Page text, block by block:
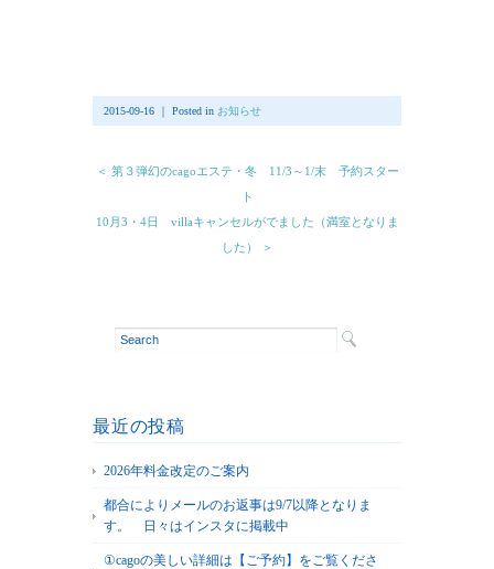
2015-09-16 ｜ Posted in お知らせ
＜ 第３弾幻のcagoエステ・冬 11/3～1/末 予約スター
ト
10月3・4日 villaキャンセルがでました（満室となりま
した） ＞
最近の投稿
2026年料金改定のご案内
都合によりメールのお返事は9/7以降となりま
す。 日々はインスタに掲載中
①cagoの美しい詳細は【ご予約】をご覧くださ